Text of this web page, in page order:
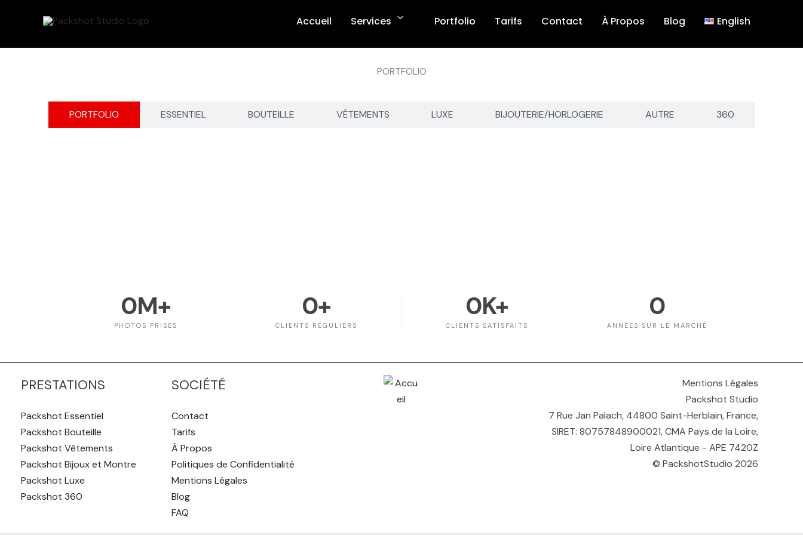
Accueil Services Portfolio Tarifs Contact À Propos Blog English
PORTFOLIO
PORTFOLIO ESSENTIEL BOUTEILLE VÊTEMENTS LUXE BIJOUTERIE/HORLOGERIE AUTRE 360
PHOTOS PRISES
0M+
CLIENTS RÉGULIERS
0+
CLIENTS SATISFAITS
0K+
ANNÉES SUR LE MARCHÉ
0
PRESTATIONS
Packshot Essentiel
Packshot Bouteille
Packshot Vêtements
Packshot Bijoux et Montre
Packshot Luxe
Packshot 360
SOCIÉTÉ
Contact
Tarifs
À Propos
Politiques de Confidentialité
Mentions Légales
Blog
FAQ
Mentions Légales
Packshot Studio
7 Rue Jan Palach, 44800 Saint-Herblain, France,
SIRET: 80757848900021, CMA Pays de la Loire,
Loire Atlantique - APE 7420Z
© PackshotStudio 2026